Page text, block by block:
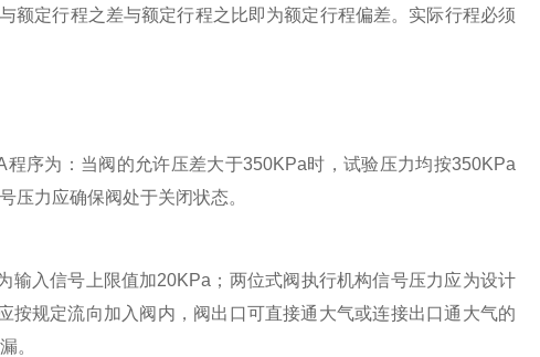
额定行程之差与额定行程之比即为额定行程偏差。实际行程必须
序为：当阀的允许压差大于350KPa时，试验压力均按350KPa
压力应确保阀处于关闭状态。
入信号上限值加20KPa；两位式阀执行机构信号压力应为设计
规定流向加入阀内，阀出口可直接通大气或连接出口通大气的
。